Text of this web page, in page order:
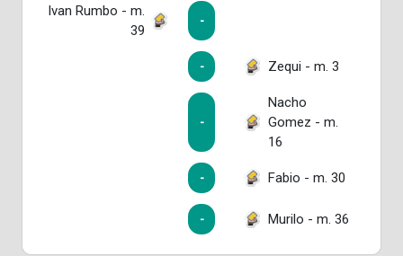
Ivan Rumbo - m.
39
-
- Zequi - m. 3
-
Nacho
Gomez - m.
16
- Fabio - m. 30
- Murilo - m. 36